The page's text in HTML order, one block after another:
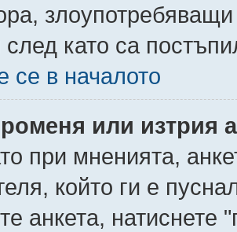
след като са
се в началото
или изтрия
при мненията,
който ги е
анкета, натиснете